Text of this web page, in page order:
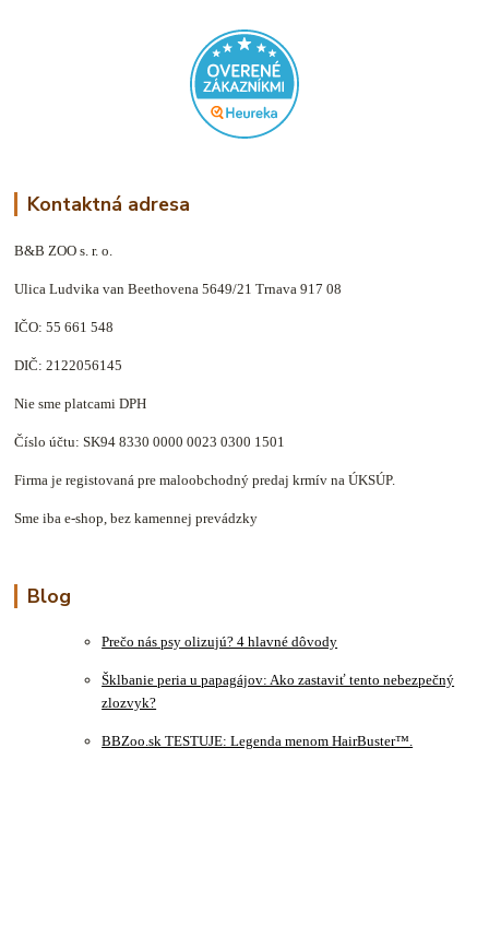
Kontaktná adresa
B&B ZOO s. r. o.
Ulica Ludvika van Beethovena 5649/21 Trnava 917 08
IČO: 55 661 548
DIČ: 2122056145
Nie sme platcami DPH
Číslo účtu: SK94 8330 0000 0023 0300 1501
Firma je registovaná pre maloobchodný predaj krmív na ÚKSÚP.
Sme iba e-shop, bez kamennej prevádzky
Blog
Prečo nás psy olizujú? 4 hlavné dôvody
Šklbanie peria u papagájov: Ako zastaviť tento nebezpečný
zlozvyk?
BBZoo.sk TESTUJE: Legenda menom HairBuster™.